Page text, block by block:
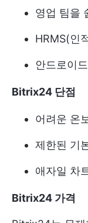
영업 팀을
HRMS(인
안드로이
Bitrix24 단점
어려운 온
제한된 기
애자일 차
Bitrix24 가격